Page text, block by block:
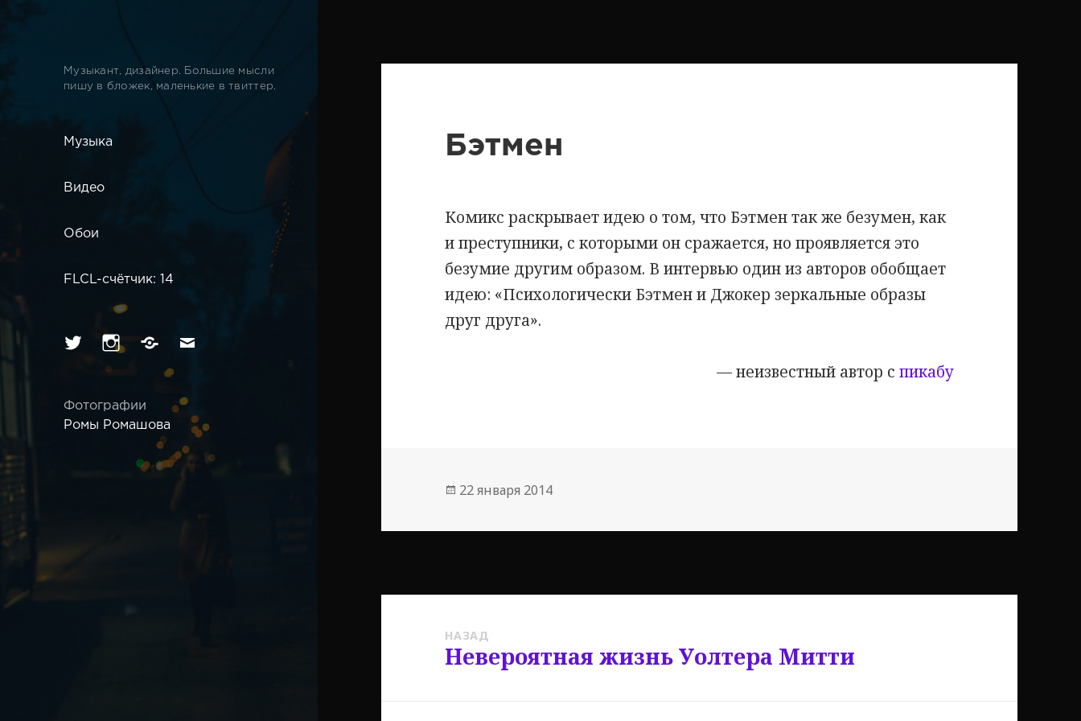
Музыкант, дизайнер. Большие мысли
пишу в бложек, маленькие в твиттер.
Музыка
Видео
Обои
FLCL-счётчик: 14
ТвиттерИнстаграм
Вконтакте
Имейл
Фотографии
Ромы Ромашова
Бэтмен
Комикс раскрывает идею о том, что Бэтмен так же безумен, как
и преступники, с которыми он сражается, но проявляется это
безумие другим образом. В интервью один из авторов обобщает
идею: «Психологически Бэтмен и Джокер зеркальные образы
друг друга».
— неизвестный автор с пикабу
Опубликовано
22 января 2014
записям
НАЗАД
Предыдущая
Невероятная жизнь Уолтера Митти